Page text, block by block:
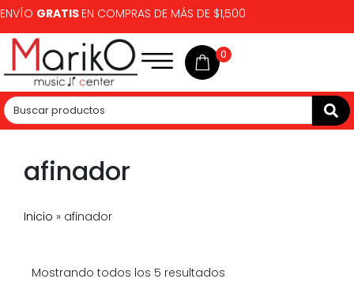
ENVÍO GRATIS EN COMPRAS DE MÁS DE $1,500
0
afinador
Inicio » afinador
Mostrando todos los 5 resultados